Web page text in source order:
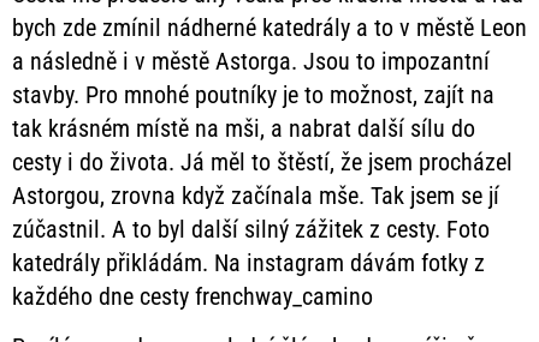
bych zde zmínil nádherné katedrály a to v městě Leon
a následně i v městě Astorga. Jsou to impozantní
stavby. Pro mnohé poutníky je to možnost, zajít na
tak krásném místě na mši, a nabrat další sílu do
cesty i do života. Já měl to štěstí, že jsem procházel
Astorgou, zrovna když začínala mše. Tak jsem se jí
zúčastnil. A to byl další silný zážitek z cesty. Foto
katedrály přikládám. Na instagram dávám fotky z
každého dne cesty frenchway_camino